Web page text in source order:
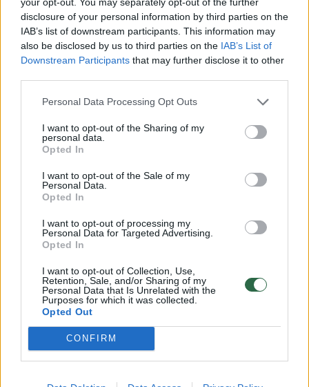
disclosure of your personal information by third parties on the
IAB’s list of downstream participants. This information may
also be disclosed by us to third parties on the IAB’s List of
Downstream Participants that may further disclose it to other
Personal Data Processing Opt Outs
I want to opt-out of the Sharing of my
personal data.
Opted In
I want to opt-out of the Sale of my
Personal Data.
Opted In
I want to opt-out of processing my
Personal Data for Targeted Advertising.
Opted In
I want to opt-out of Collection, Use,
Retention, Sale, and/or Sharing of my
Personal Data that Is Unrelated with the
Purposes for which it was collected.
Opted Out
CONFIRM
išimtis: gali sugesti įranga, vėluoti kliento
apmokėjimas, sutrikti tiekimo grandinė ar
netikėtai išaugti veiklos kaštai.
Jei net ir nedidelis sukrėtimas išbalansuoja
pinigų srautus ir sukelia įtampą dėl
įsipareigojimų vykdymo – tai vienas ženklų,
kad finansinė našta verslui galbūt per didelė“,
– pažymi ekspertė.
Finansavimas turi kurti ilgalaikę vertę
Finansavimo poveikis verslui priklauso ne nuo
jo prieinamumo, o nuo to, kokį rezultatą jis
sukuria ilguoju laikotarpiu.